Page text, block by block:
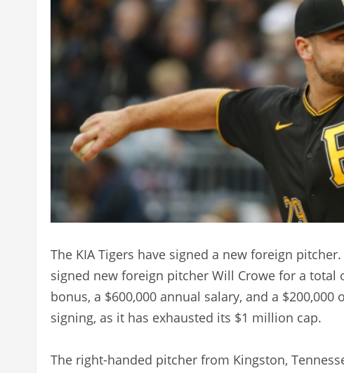
The KIA Tigers have signed a new foreign
signed new foreign pitcher Will Crowe for a
bonus, a $600,000 annual salary, and a
signing, as it has exhausted its $1 million cap.
The right-handed pitcher from Kingston,